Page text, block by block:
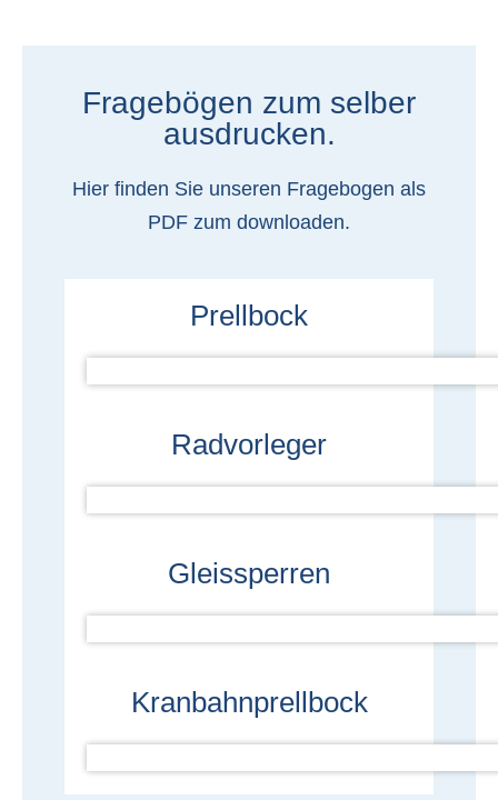
Fragebögen zum selber
ausdrucken.
Hier finden Sie unseren Fragebogen als
PDF zum downloaden.
Prellbock
Radvorleger
Gleissperren
Kranbahnprellbock